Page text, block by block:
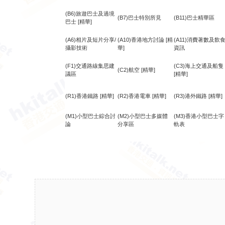
(B6)旅遊巴士及過境
巴士 [精華]
(B7)巴士特別所見 (B11)巴士精華區
(A6)相片及短片分享/
攝影技術
(A10)香港地方討論 [精
華]
(A11)消費著數及飲食
資訊
(F1)交通路線集思建
議區
(C2)航空 [精華]
(C3)海上交通及船隻
[精華]
(R1)香港鐵路 [精華] (R2)香港電車 [精華] (R3)港外鐵路 [精華]
(M1)小型巴士綜合討
論
(M2)小型巴士多媒體
分享區
(M3)香港小型巴士字
軌表